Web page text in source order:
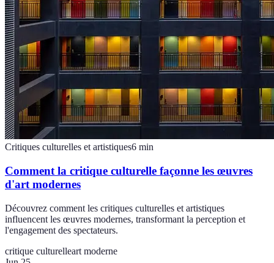
Critiques culturelles et artistiques6 min
Comment la critique culturelle façonne les œuvres
d'art modernes
Découvrez comment les critiques culturelles et artistiques
influencent les œuvres modernes, transformant la perception et
l'engagement des spectateurs.
critique culturelleart moderne